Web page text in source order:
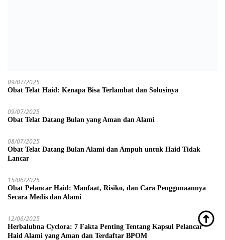
09/07/2025
Obat Telat Haid: Kenapa Bisa Terlambat dan Solusinya
09/07/2025
Obat Telat Datang Bulan yang Aman dan Alami
08/07/2025
Obat Telat Datang Bulan Alami dan Ampuh untuk Haid Tidak
Lancar
15/06/2025
Obat Pelancar Haid: Manfaat, Risiko, dan Cara Penggunaannya
Secara Medis dan Alami
12/06/2025
Herbalubna Cyclora: 7 Fakta Penting Tentang Kapsul Pelancar
Haid Alami yang Aman dan Terdaftar BPOM